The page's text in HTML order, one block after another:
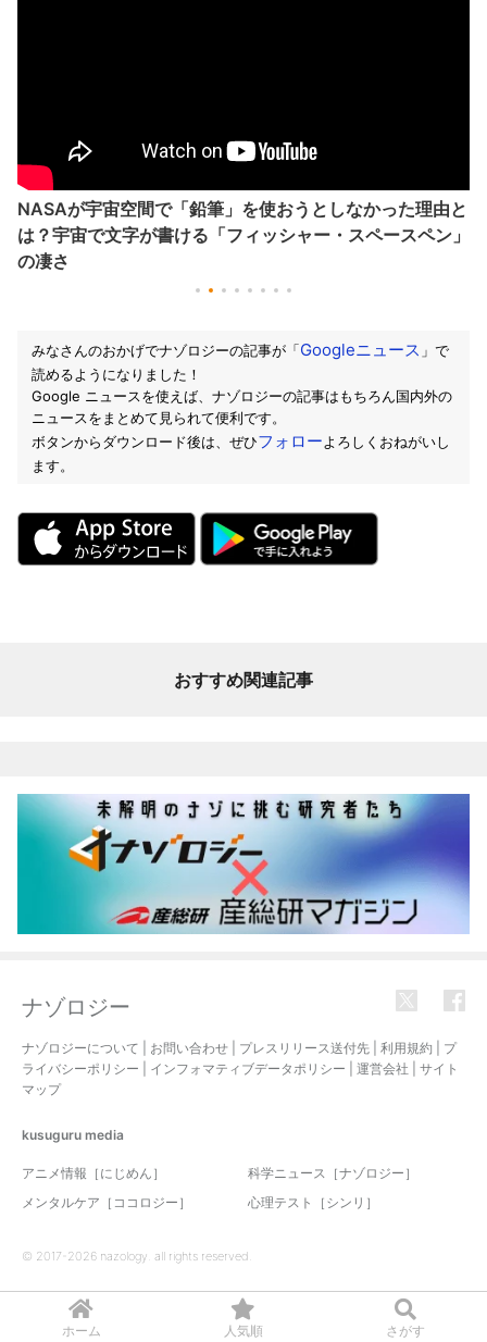
ホーム 人気順 さがす
NASAが宇宙空間で「鉛筆」を使おうとしなかった理由と
は？宇宙で文字が書ける「フィッシャー・スペースペン」
の凄さ
みなさんのおかげでナゾロジーの記事が「Googleニュース 」で
読めるようになりました！
Google ニュースを使えば、ナゾロジーの記事はもちろん国内外の
ニュースをまとめて見られて便利です。
ボタンからダウンロード後は、ぜひフォローよろしくおねがいし
ます。
おすすめ関連記事
ナゾロジー
ナゾロジーについて お問い合わせ プレスリリース送付先 利用規約
プ
ライバシーポリシー
インフォマティブデータポリシー 運営会社
サイト
マップ
kusuguru media
アニメ情報［にじめん］
科学ニュース［ナゾロジー］
メンタルケア［ココロジー］
心理テスト［シンリ］
© 2017-2026 nazology. all rights reserved.